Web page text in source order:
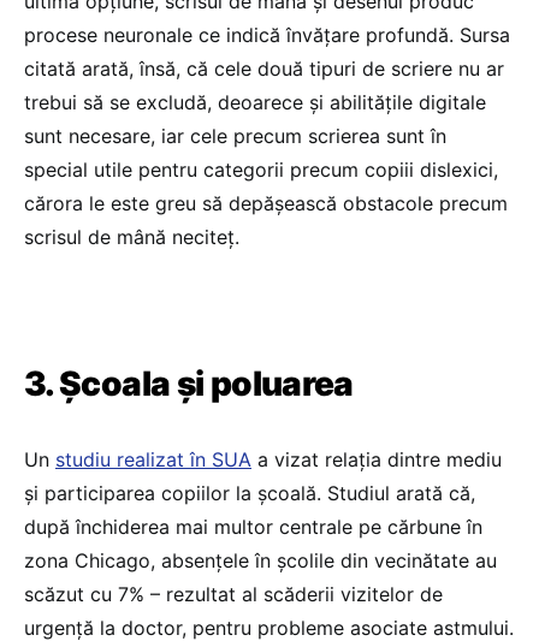
procese neuronale ce indică învățare profundă. Sursa
citată arată, însă, că cele două tipuri de scriere nu ar
trebui să se excludă, deoarece și abilitățile digitale
sunt necesare, iar cele precum scrierea sunt în
special utile pentru categorii precum copiii dislexici,
cărora le este greu să depășească obstacole precum
scrisul de mână neciteț.
3. Școala și poluarea
Un studiu realizat în SUA a vizat relația dintre mediu
și participarea copiilor la școală. Studiul arată că,
după închiderea mai multor centrale pe cărbune în
zona Chicago, absențele în școlile din vecinătate au
scăzut cu 7% – rezultat al scăderii vizitelor de
urgență la doctor, pentru probleme asociate astmului.